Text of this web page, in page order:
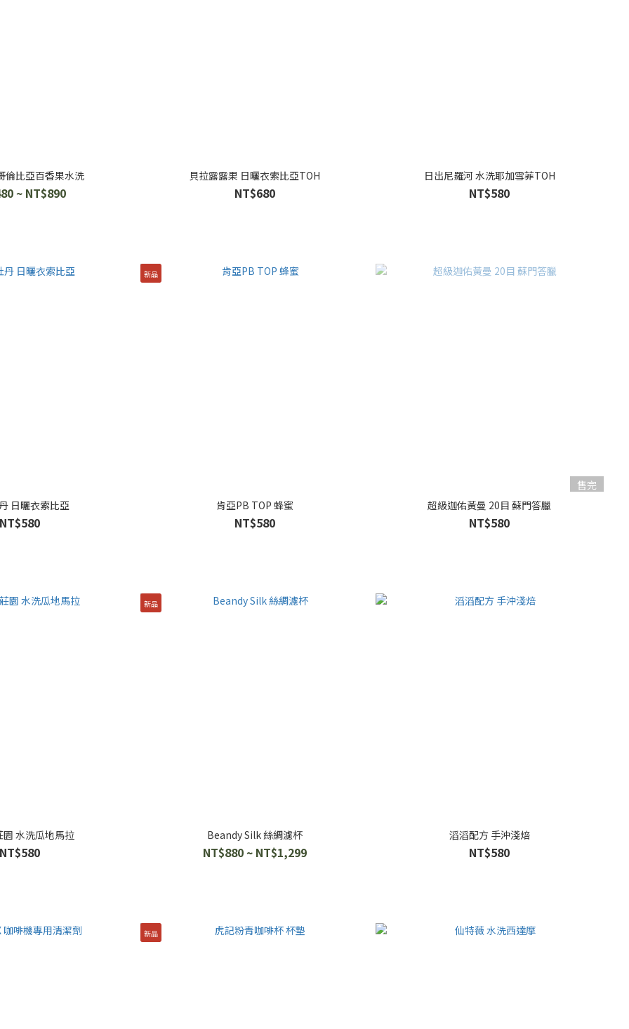
倫比亞百香果水洗
~ NT$890
貝拉露露果 日曬衣索比亞TOH
NT$680
日出尼羅河 水洗耶加雪菲TOH
NT$580
日曬衣索比亞
新品
肯亞PB TOP 蜂蜜
NT$580
售完
超級迦佑黃曼 20目 蘇門答臘
NT$580
園 水洗瓜地馬拉
新品
⁡Beandy Silk 絲綢濾杯
NT$880 ~ NT$1,299
滔滔配方 手沖淺焙
NT$580
新品